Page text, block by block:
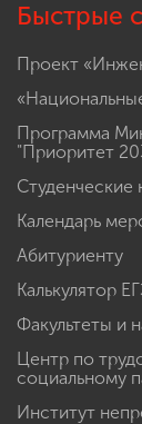
Быстрые
Проект
Программа
"Приоритет
Студенческие
Календарь
Абитуриенту
Калькулятор
Факультеты и
Центр по
социальному
Институт